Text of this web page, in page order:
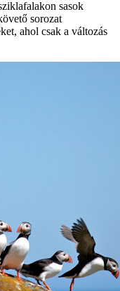
sasok
sorozat
ahol csak a változás